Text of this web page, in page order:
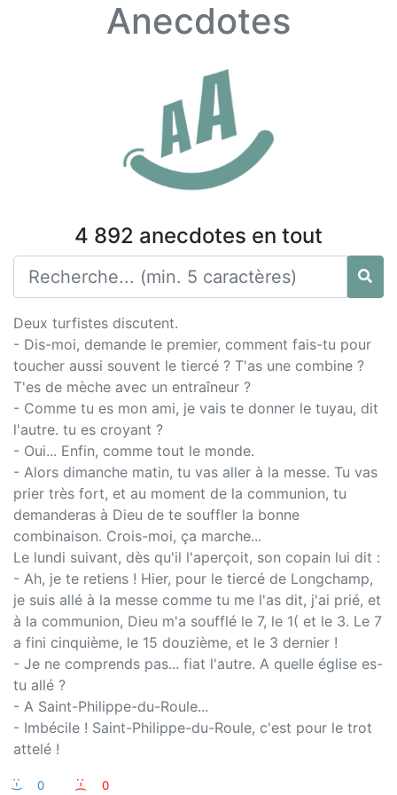
Anecdotes
4 892 anecdotes en tout
Deux turfistes discutent.
- Dis-moi, demande le premier, comment fais-tu pour
toucher aussi souvent le tiercé ? T'as une combine ?
T'es de mèche avec un entraîneur ?
- Comme tu es mon ami, je vais te donner le tuyau, dit
l'autre. tu es croyant ?
- Oui... Enfin, comme tout le monde.
- Alors dimanche matin, tu vas aller à la messe. Tu vas
prier très fort, et au moment de la communion, tu
demanderas à Dieu de te souffler la bonne
combinaison. Crois-moi, ça marche...
Le lundi suivant, dès qu'il l'aperçoit, son copain lui dit :
- Ah, je te retiens ! Hier, pour le tiercé de Longchamp,
je suis allé à la messe comme tu me l'as dit, j'ai prié, et
à la communion, Dieu m'a soufflé le 7, le 1( et le 3. Le 7
a fini cinquième, le 15 douzième, et le 3 dernier !
- Je ne comprends pas... fiat l'autre. A quelle église es-
tu allé ?
- A Saint-Philippe-du-Roule...
- Imbécile ! Saint-Philippe-du-Roule, c'est pour le trot
attelé !
:-) 0 :-( 0